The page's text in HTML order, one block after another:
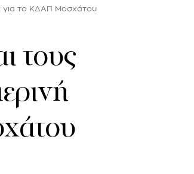
για το ΚΔΑΠ Μοσχάτου
τους